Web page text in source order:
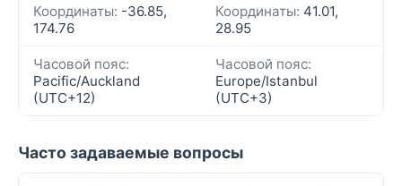
Координаты: -36.85,
174.76
Координаты: 41.01,
28.95
Часовой пояс:
Pacific/Auckland
(UTC+12)
Часовой пояс:
Europe/Istanbul
(UTC+3)
Часто задаваемые вопросы